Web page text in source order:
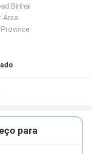
Binhai
Area
para